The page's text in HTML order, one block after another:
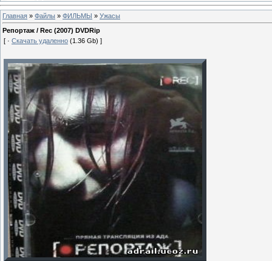
Главная » Файлы » ФИЛЬМЫ » Ужасы
Репортаж / Rec (2007) DVDRip
[ · Скачать удаленно (1.36 Gb) ]